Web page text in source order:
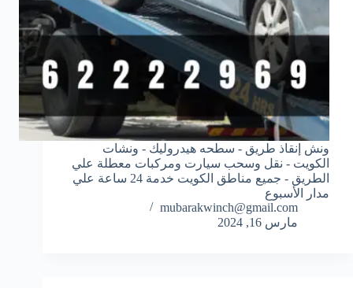
ونش إنقاذ طريق - سطحه هيدروليك - ونشات
الكويت - نقل وسحب سيارت ومركبات معطلة علي
الطريق - جميع مناطق الكويت خدمة 24 ساعة علي
مدار الأسبوع
mubarakwinch@gmail.com
مارس 16, 2024